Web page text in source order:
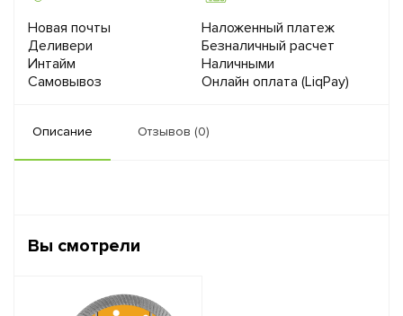
Новая почты
Деливери
Интайм
Самовывоз
Наложенный платеж
Безналичный расчет
Наличными
Онлайн оплата (LiqPay)
Описание Отзывов (0)
Вы смотрели